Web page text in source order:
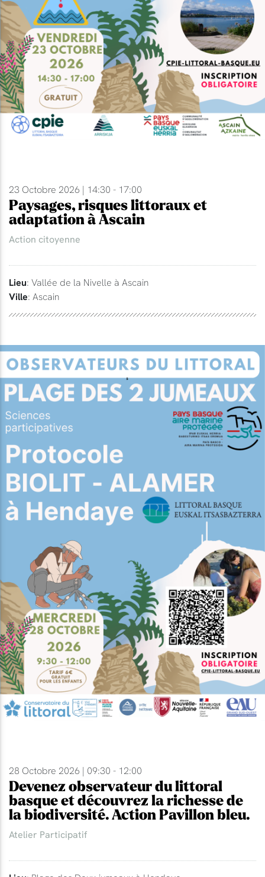
23 Octobre 2026 | 14:30 - 17:00
Paysages, risques littoraux et
adaptation à Ascain
Action citoyenne
Lieu: Vallée de la Nivelle à Ascain
Ville: Ascain
28 Octobre 2026 | 09:30 - 12:00
Devenez observateur du littoral
basque et découvrez la richesse de
la biodiversité. Action Pavillon bleu.
Atelier Participatif